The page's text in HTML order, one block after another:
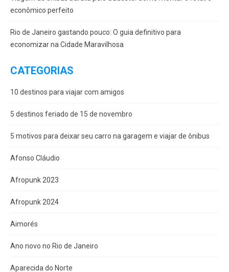
econômico perfeito
Rio de Janeiro gastando pouco: O guia definitivo para
economizar na Cidade Maravilhosa
CATEGORIAS
10 destinos para viajar com amigos
5 destinos feriado de 15 de novembro
5 motivos para deixar seu carro na garagem e viajar de ônibus
Afonso Cláudio
Afropunk 2023
Afropunk 2024
Aimorés
Ano novo no Rio de Janeiro
Aparecida do Norte